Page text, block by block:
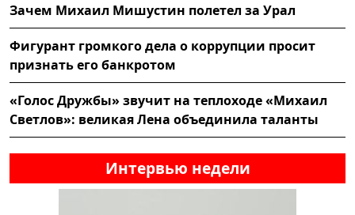
Зачем Михаил Мишустин полетел за Урал
Фигурант громкого дела о коррупции просит
признать его банкротом
«Голос Дружбы» звучит на теплоходе «Михаил
Светлов»: великая Лена объединила таланты
Интервью недели